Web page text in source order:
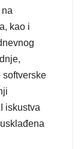
kao i
iskustva